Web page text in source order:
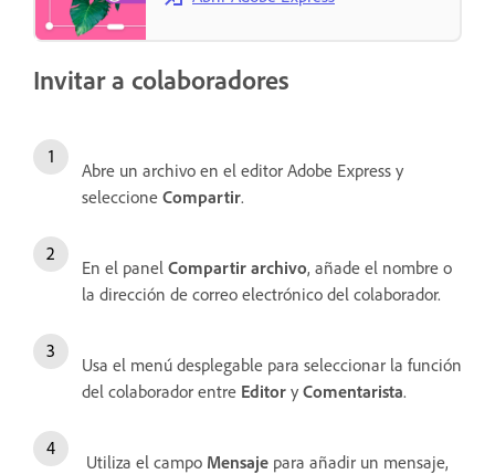
Invitar a colaboradores
Abre un archivo en el editor Adobe Express y
seleccione Compartir.
En el panel Compartir archivo, añade el nombre o
la dirección de correo electrónico del colaborador.
Usa el menú desplegable para seleccionar la función
del colaborador entre Editor y Comentarista.
Utiliza el campo Mensaje para añadir un mensaje,